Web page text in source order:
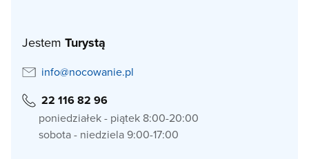
Jestem Turystą
info@nocowanie.pl
22 116 82 96
poniedziałek - piątek 8:00-20:00
sobota - niedziela 9:00-17:00